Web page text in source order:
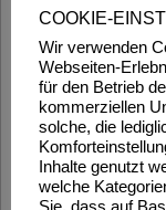
COOKIE-
Wir verwenden
Webseiten-
für den Betrieb
kommerziellen
solche, die
Inhalte genutzt
welche
Sie, dass auf